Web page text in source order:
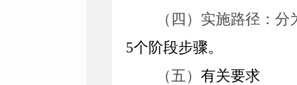
（四）实施路径： 分
5个阶段步骤。
（五） 有关要求